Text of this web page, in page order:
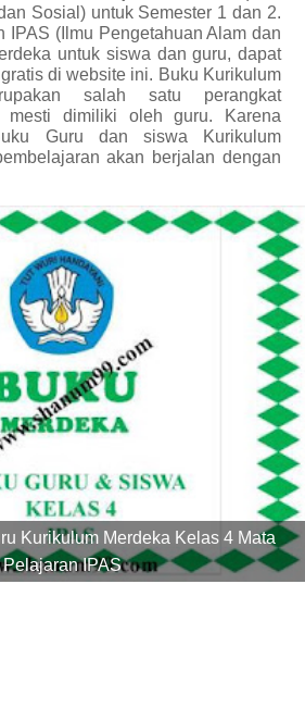
Sosial) untuk Semester 1 dan 2.
IPAS (Ilmu Pengetahuan Alam dan
untuk siswa dan guru, dapat
di website ini. Buku Kurikulum
salah satu perangkat
mesti dimiliki oleh guru. Karena
Guru dan siswa Kurikulum
akan berjalan dengan
Kurikulum Merdeka Kelas 4 Mata
Pelajaran IPAS